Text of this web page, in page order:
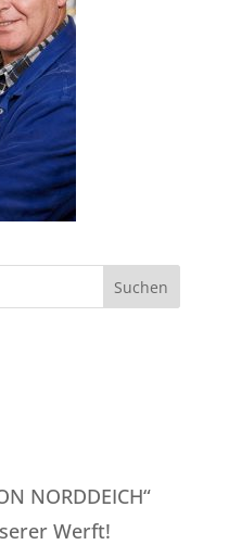
NORDDEICH“
Werft!